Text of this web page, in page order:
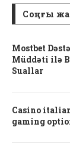
Соңғы
Mostbet
Müddəti ilə
Suallar
Casino
gaming